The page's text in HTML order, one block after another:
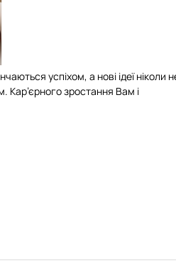
успіхом, а нові ідеї ніколи
Кар’єрного зростання Вам і